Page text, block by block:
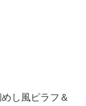
し風ピラフ＆